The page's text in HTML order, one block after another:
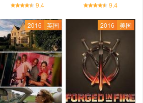
9.4 9.4
2016 英国 2016 美国